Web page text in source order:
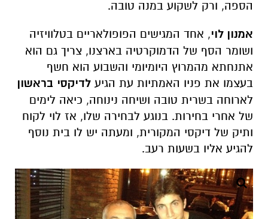
הספה, ורק לשקוע במנה טובה.
אמנון לוי, אחד המגישים הפופולאריים בטלוויזיה
ושומר הסף של הדמוקרטיה בארצנו, צריך גם הוא
אתנחתא מהמרוץ היומיומי והשבוע הוא חשף
בעצמו את פניו האמתיות עת הגיע לדיקסי בראשון
לארוחה בשרית טובה ושיחה נינוחה, כיאה לימים
של אחרי בחירות. בנוגע לבחירה שלו, אז לוי לקוח
ותיק של דיקסי המקורית, ומעתה יש לו בית נוסף
להגיע אליו בשעות רעב.